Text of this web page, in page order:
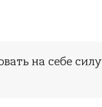
на себе силу